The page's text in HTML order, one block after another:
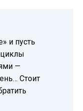
и пусть
—
Стоит